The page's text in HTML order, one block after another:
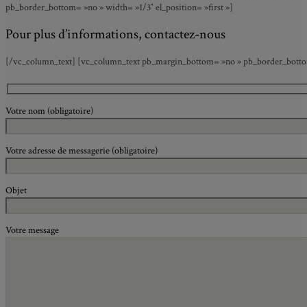
pb_border_bottom= »no » width= »1/3″ el_position= »first »]
Pour plus d’informations, contactez-nous
[/vc_column_text] [vc_column_text pb_margin_bottom= »no »
Votre nom (obligatoire)
Votre adresse de messagerie (obligatoire)
Objet
Votre message